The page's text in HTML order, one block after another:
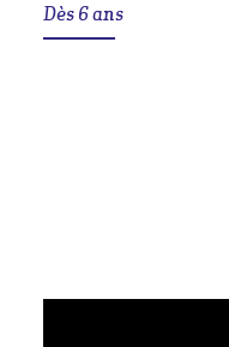
Dès 6 ans